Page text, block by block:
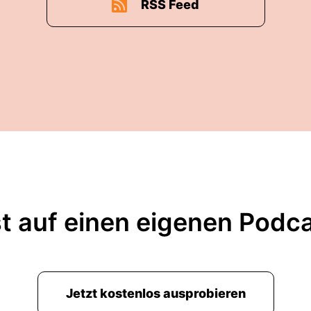
RSS Feed
auf einen eigenen
Jetzt kostenlos ausprobieren